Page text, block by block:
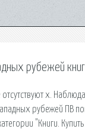
рубежей
отсутствуют x.
рубежей ПВ
"Книги.